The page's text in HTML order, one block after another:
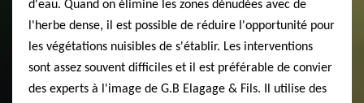
d'eau. Quand on élimine les zones dénudées avec de
l'herbe dense, il est possible de réduire l'opportunité pour
les végétations nuisibles de s'établir. Les interventions
sont assez souvent difficiles et il est préférable de convier
des experts à l'image de G.B Elagage & Fils. Il utilise des